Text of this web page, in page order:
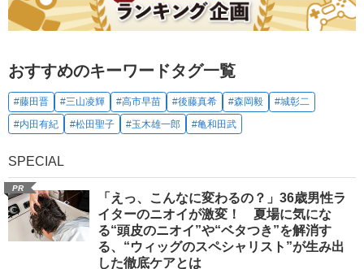
おすすめのキーワードタグ一覧
#藤田晋 #三山凌輝 #高市早苗 #後藤真希 #森岡毅
#城彰二
#内田有紀
#松田聖子 #玉木雄一郎 #亀和田武
SPECIAL
PR
「えっ、こんなに変わるの？」36歳男性ラ
イターのニオイが激変！ 夏場に気にな
る“頭皮のニオイ”や“ベタつき”を解消す
る、“ウィッグのスペシャリスト”が生み出
した徹底ケアとは